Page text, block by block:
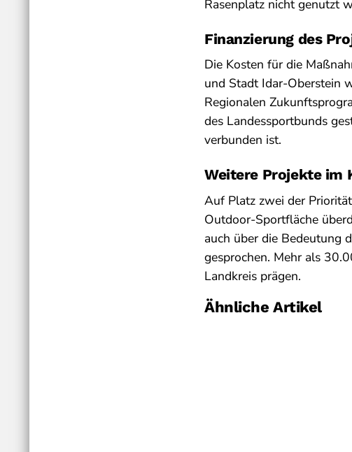
Rasenplatz nicht genutzt
Finanzierung des
Die Kosten für die
und Stadt Idar-Oberstein
Regionalen
des Landessportbunds
verbunden ist.
Weitere Projekte im
Auf Platz zwei der
Outdoor-Sportfläche
auch über die Bedeutung
gesprochen. Mehr als
Landkreis prägen.
Ähnliche Artikel